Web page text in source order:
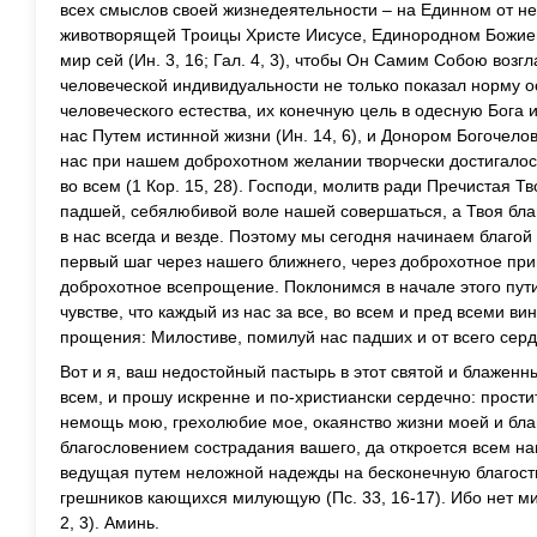
всех смыслов своей жизнедеятельности – на Единном от
животворящей Троицы Христе Иисусе, Единородном
мир сей (Ин. 3, 16; Гал. 4, 3), чтобы Он Самим Собою
человеческой индивидуальности не только показал норму
человеческого естества, их конечную цель в одесную
нас Путем истинной жизни (Ин. 14, 6), и Донором
нас при нашем доброхотном желании творчески
во всем (1 Кор. 15, 28). Господи, молитв ради Пречистая
падшей, себялюбивой воле нашей совершаться, а Твоя
в нас всегда и везде. Поэтому мы сегодня начинаем благой
первый шаг через нашего ближнего, через доброхотное
доброхотное всепрощение. Поклонимся в начале этого
чувстве, что каждый из нас за все, во всем и пред всеми
прощения: Милостиве, помилуй нас падших и от всего
Вот и я, ваш недостойный пастырь в этот святой и
всем, и прошу искренне и по-христиански сердечно:
немощь мою, грехолюбие мое, окаянство жизни моей и
благословением сострадания вашего, да откроется всем
ведущая путем неложной надежды на бесконечную
грешников кающихся милующую (Пс. 33, 16-17). Ибо нет
2, 3). Аминь.